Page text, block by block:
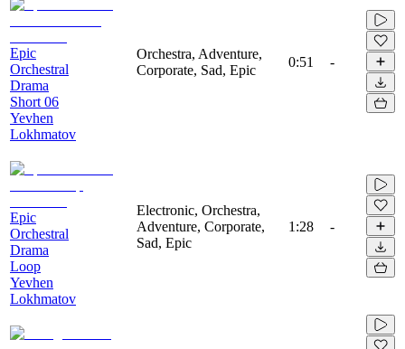
Epic
Orchestral
Drama
Short 06
Yevhen
Lokhmatov
Orchestra, Adventure,
Corporate, Sad, Epic
0:51 -
Epic
Orchestral
Drama
Loop
Yevhen
Lokhmatov
Electronic, Orchestra,
Adventure, Corporate,
Sad, Epic
1:28 -